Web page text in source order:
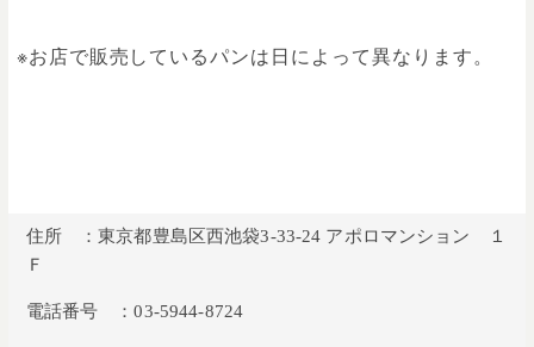
※お店で販売しているパンは日によって異なります。
住所 ：東京都豊島区西池袋3-33-24 アポロマンション １
Ｆ
電話番号 ：03-5944-8724